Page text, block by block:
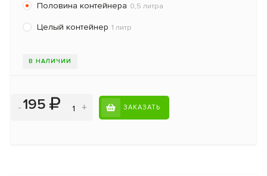
Половина контейнера 0,5 литра
Целый контейнер 1 литр
В НАЛИЧИИ
- 195 + ЗАКАЗАТЬ